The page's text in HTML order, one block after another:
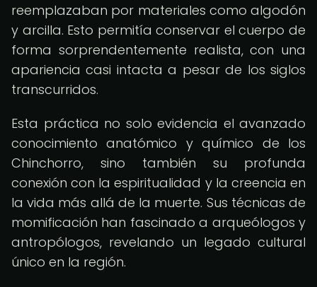
reemplazaban por materiales como algodón
y arcilla. Esto permitía conservar el cuerpo de
forma sorprendentemente realista, con una
apariencia casi intacta a pesar de los siglos
transcurridos.
Esta práctica no solo evidencia el avanzado
conocimiento anatómico y químico de los
Chinchorro, sino también su profunda
conexión con la espiritualidad y la creencia en
la vida más allá de la muerte. Sus técnicas de
momificación han fascinado a arqueólogos y
antropólogos, revelando un legado cultural
único en la región.